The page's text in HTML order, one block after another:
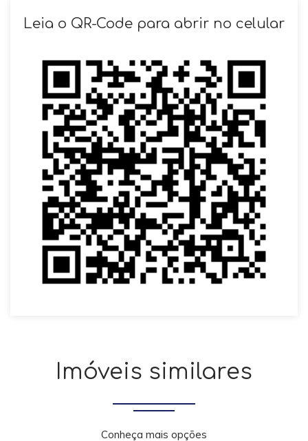
Leia o QR-Code para abrir no celular
Imóveis similares
Conheça mais opções